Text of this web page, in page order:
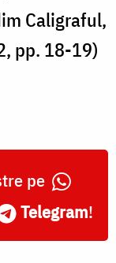
Caligraful,
pp. 18-19)
pe
Telegram!